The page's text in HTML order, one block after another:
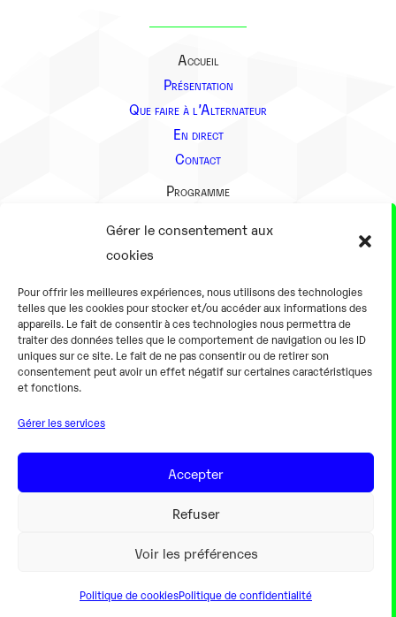
Gérer le consentement aux
cookies
Pour offrir les meilleures expériences, nous utilisons des technologies
telles que les cookies pour stocker et/ou accéder aux informations des
appareils. Le fait de consentir à ces technologies nous permettra de
traiter des données telles que le comportement de navigation ou les ID
uniques sur ce site. Le fait de ne pas consentir ou de retirer son
consentement peut avoir un effet négatif sur certaines caractéristiques
et fonctions.
Gérer les services
Accepter
Refuser
Voir les préférences
Politique de cookiesPolitique de confidentialité
Accueil
Présentation
Que faire à l’Alternateur
En direct
Contact
Programme
Présentation
En pratique
Tarifs et horaires
Salles
Équipements numériques
Gaming
Mentions légales
Webdesign Colorinweb